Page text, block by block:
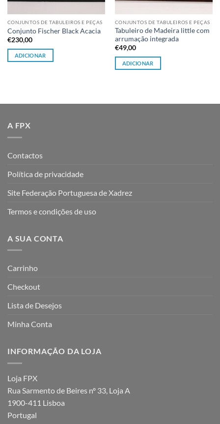
CONJUNTOS DE TABULEIROS E PEÇAS
Conjunto Fischer Black Acacia
€230,00
ADICIONAR
CONJUNTOS DE TABULEIROS E PEÇAS
Tabuleiro de Madeira little com
arrumação integrada
€49,00
ADICIONAR
A FPX
Contactos
Política de privacidade
Site Federação Portuguesa de Xadrez
Termos e condições de uso
A SUA CONTA
Carrinho
Checkout
Lista de Desejos
Minha Conta
INFORMAÇÃO DA LOJA
Loja FPX
Rua Sarmento de Beires nº 33, Loja A
1900-411 Lisboa
Portugal